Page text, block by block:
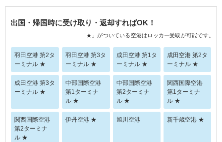
出国・帰国時に受け取り・返却すればOK！
「★」がついている空港はロッカー受取が可能です。
羽田空港 第2タ
ーミナル ★
羽田空港 第3タ
ーミナル ★
成田空港 第1タ
ーミナル ★
成田空港 第2タ
ーミナル ★
成田空港 第3タ
ーミナル ★
中部国際空港
第1ターミナ
ル ★
中部国際空港
第2ターミナ
ル ★
関西国際空港
第1ターミナ
ル ★
関西国際空港
第2ターミナ
ル ★
伊丹空港 ★ 旭川空港 新千歳空港 ★